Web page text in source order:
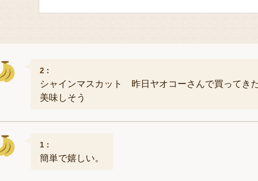
2：
シャインマスカット 昨日ヤオコーさんで買ってき
美味しそう
1：
簡単で嬉しい。